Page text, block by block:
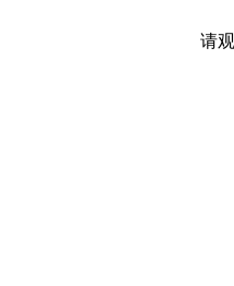
请